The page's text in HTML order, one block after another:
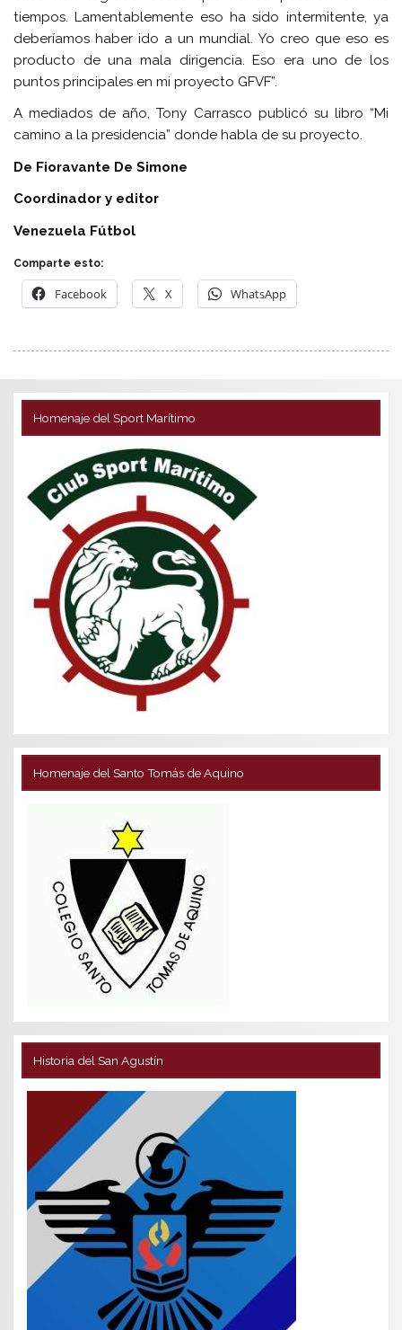
tiempos. Lamentablemente eso ha sido intermitente, ya
deberíamos haber ido a un mundial. Yo creo que eso es
producto de una mala dirigencia. Eso era uno de los
puntos principales en mi proyecto GFVF”.
A mediados de año, Tony Carrasco publicó su libro “Mi
camino a la presidencia” donde habla de su proyecto.
De Fioravante De Simone
Coordinador y editor
Venezuela Fútbol
Comparte esto:
Facebook X WhatsApp
Homenaje del Sport Marítimo
Homenaje del Santo Tomás de Aquino
Historia del San Agustín